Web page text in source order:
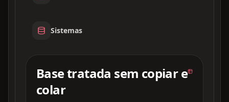
Sistemas
Base tratada sem copiar e
colar